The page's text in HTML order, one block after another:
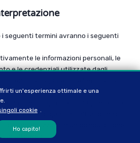
seguenti termini avranno i seguenti
le informazioni personali, le
e le credenziali utilizzate dagli
a pagamento e/oa qualsiasi
sul Sito Web;
testo, grafica, immagine, audio,
di dati e qualsiasi altra forma di
memorizzata in un computer che
Sito Web;
un'esperienza ottimale e una
cookie .
Ho capito!